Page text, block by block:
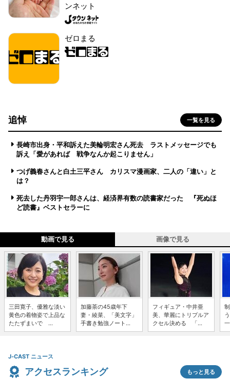
ンネット
ゼロまる
追悼 一覧を見る
長崎市出身・平和訴えた美輪明宏さん死去 ラストメッセージでも
訴え「愛があれば 戦争なんか起こりません」
つげ義春さんと白土三平さん カリスマ漫画家、二人の「違い」と
は？
死去した丹羽宇一郎さんは、経済界有数の読書家だった 『死ぬほ
ど読書』ベストセラーに
動画で見る 画像で見る
三田寛子、優雅な淡い
黄色の着物姿で上品な
たたずまいで ...
加藤茶の45歳年下
妻・綾菜、「美文字」
手書き勉強ノート...
フィギュア・中井亜
美、華麗にトリプルア
クセル決める 「...
J-CAST ニュース
アクセスランキング もっと見る